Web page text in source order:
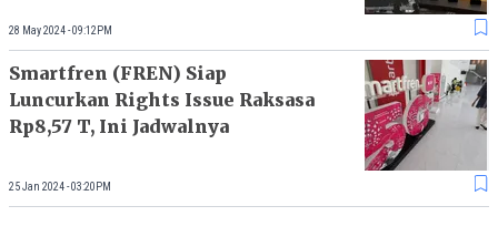
28 May 2024 - 09:12PM
Smartfren (FREN) Siap
Luncurkan Rights Issue Raksasa
Rp8,57 T, Ini Jadwalnya
25 Jan 2024 - 03:20PM